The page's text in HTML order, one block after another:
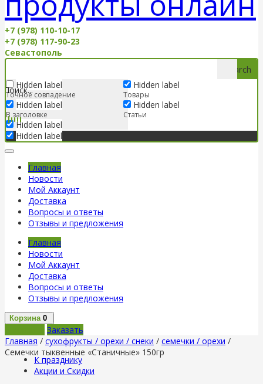
+7 (978) 110-10-17
+7 (978) 117-90-23
Севастополь
Search
Hidden label
Точное совпадение
Hidden label
В заголовке
Hidden label
Hidden label
Hidden label
Товары
Hidden label
Статьи
Главная
Новости
Мой Аккаунт
Доставка
Вопросы и ответы
Отзывы и предложения
Главная
Новости
Мой Аккаунт
Доставка
Вопросы и ответы
Отзывы и предложения
Корзина 0
Заказать
Главная / сухофрукты / орехи / снеки / семечки / орехи /
Семечки тыквенные «Станичные» 150гр
К празднику
Акции и Скидки